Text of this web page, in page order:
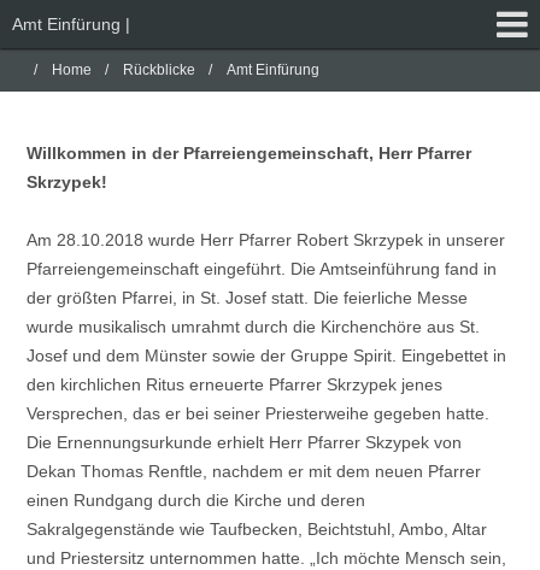
Amt Einfürung |
Home Rückblicke Amt Einfürung
Willkommen in der Pfarreiengemeinschaft, Herr Pfarrer
Skrzypek!
Am 28.10.2018 wurde Herr Pfarrer Robert Skrzypek in unserer
Pfarreiengemeinschaft eingeführt. Die Amtseinführung fand in
der größten Pfarrei, in St. Josef statt. Die feierliche Messe
wurde musikalisch umrahmt durch die Kirchenchöre aus St.
Josef und dem Münster sowie der Gruppe Spirit. Eingebettet in
den kirchlichen Ritus erneuerte Pfarrer Skrzypek jenes
Versprechen, das er bei seiner Priesterweihe gegeben hatte.
Die Ernennungsurkunde erhielt Herr Pfarrer Skzypek von
Dekan Thomas Renftle, nachdem er mit dem neuen Pfarrer
einen Rundgang durch die Kirche und deren
Sakralgegenstände wie Taufbecken, Beichtstuhl, Ambo, Altar
und Priestersitz unternommen hatte. „Ich möchte Mensch sein,